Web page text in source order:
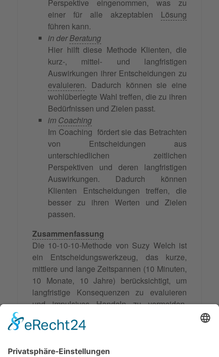
Perspektive eingenommen, was zu
einer für alle akzeptablen Lösung
führen kann.
in derBeratung
Hier hilft diese Methode Klienten, die
kurz-, mittel- und langfristigen
Auswirkungen ihrer Entscheidungen zu
evaluieren. Dadurch können sie eine
wohlüberlegte Wahl treffen, die zu ihren
Bedürfnissen und Zielen passt.
im Coaching
Im Coaching fördert sie das Betrachten
von Entscheidungen aus
unterschiedlichen zeitlichen
Perspektiven und deren langfristigen
Auswirkungen. Dadurch können
Klienten Entscheidungen treffen, die
besser zu ihren Werten und Zielen
passen.
Zusammenfassung
Die 10-10-10-Methode von Suzy Welch ist
ein Entscheidungswerkzeug, das kurze,
mittlere und lange Zeitspannen (10 Minuten,
10 Monate, 10 Jahre) berücksichtigt, um
langfristige Konsequenzen zu evaluieren
und impulsives Handeln zu vermeiden.
Entscheidungen zu treffen, die mit
übereinstimmen und wird in Mediation,